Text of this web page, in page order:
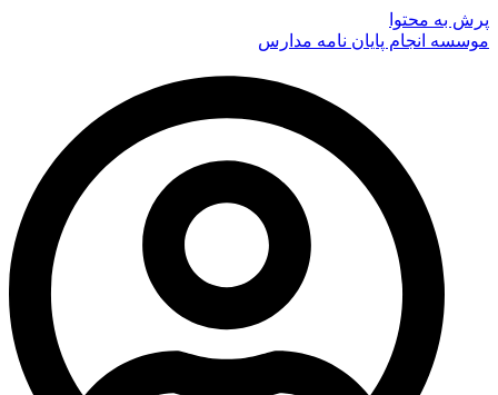
پرش به محتوا
موسسه انجام پایان نامه مدارس